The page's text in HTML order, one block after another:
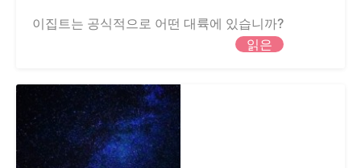
이집트는 공식적으로 어떤 대륙에 있습니까?
읽은